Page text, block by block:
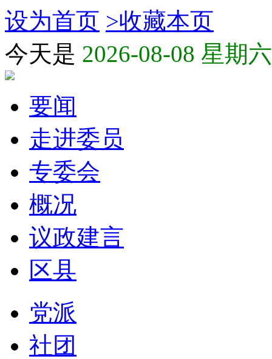
设为首页 >收藏本页
今天是 2026-08-08 星期六
要闻
走进委员
专委会
概况
议政建言
区县
党派
社团